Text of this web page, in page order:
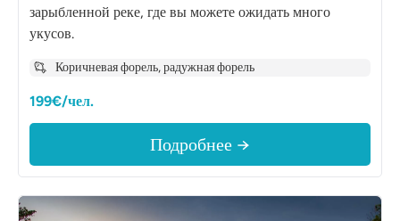
зарыбленной реке, где вы можете ожидать много
укусов.
Коричневая форель, радужная форель
199€/чел.
Подробнее →